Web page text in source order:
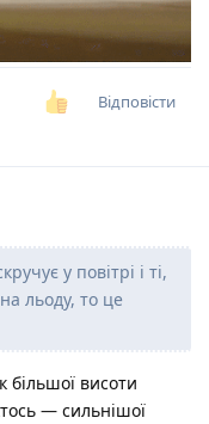
Відповісти
у повітрі і ті,
льоду, то це
більшої висоти
— сильнішої